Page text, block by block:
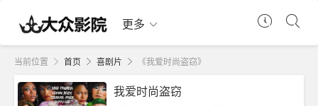
更多
当前位置 首页 喜剧片 《我爱时尚盗窃》
我爱时尚盗窃